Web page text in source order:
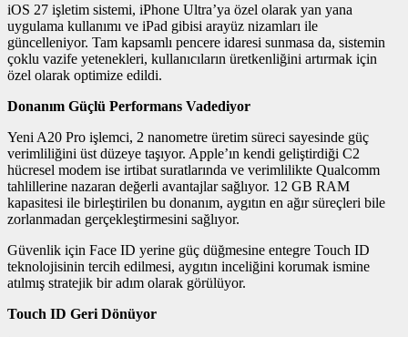
iOS 27 işletim sistemi, iPhone Ultra’ya özel olarak yan yana
uygulama kullanımı ve iPad gibisi arayüz nizamları ile
güncelleniyor. Tam kapsamlı pencere idaresi sunmasa da, sistemin
çoklu vazife yetenekleri, kullanıcıların üretkenliğini artırmak için
özel olarak optimize edildi.
Donanım Güçlü Performans Vadediyor
Yeni A20 Pro işlemci, 2 nanometre üretim süreci sayesinde güç
verimliliğini üst düzeye taşıyor. Apple’ın kendi geliştirdiği C2
hücresel modem ise irtibat suratlarında ve verimlilikte Qualcomm
tahlillerine nazaran değerli avantajlar sağlıyor. 12 GB RAM
kapasitesi ile birleştirilen bu donanım, aygıtın en ağır süreçleri bile
zorlanmadan gerçekleştirmesini sağlıyor.
Güvenlik için Face ID yerine güç düğmesine entegre Touch ID
teknolojisinin tercih edilmesi, aygıtın inceliğini korumak ismine
atılmış stratejik bir adım olarak görülüyor.
Touch ID Geri Dönüyor